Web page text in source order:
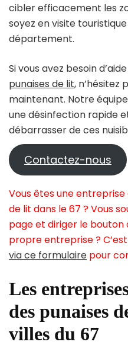
cibler efficacement les
soyez en visite
département.
Si vous avez besoin
punaises de lit, n’hésitez
maintenant. Notre
une désinfection rapide
débarrasser de ces
Contactez-nous
Vous êtes une
de lit dans le 67 ? Vous
page et diriger le
propre entreprise ?
via ce formulaire pour
Les
des punaises
villes du 67